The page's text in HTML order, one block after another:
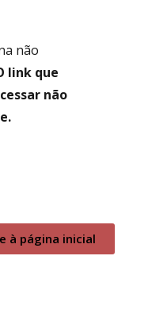
não
link que
não
à página inicial